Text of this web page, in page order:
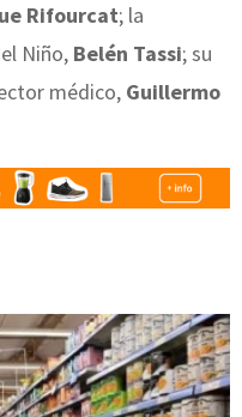
Rifourcat; la
Niño, Belén Tassi; su
médico, Guillermo